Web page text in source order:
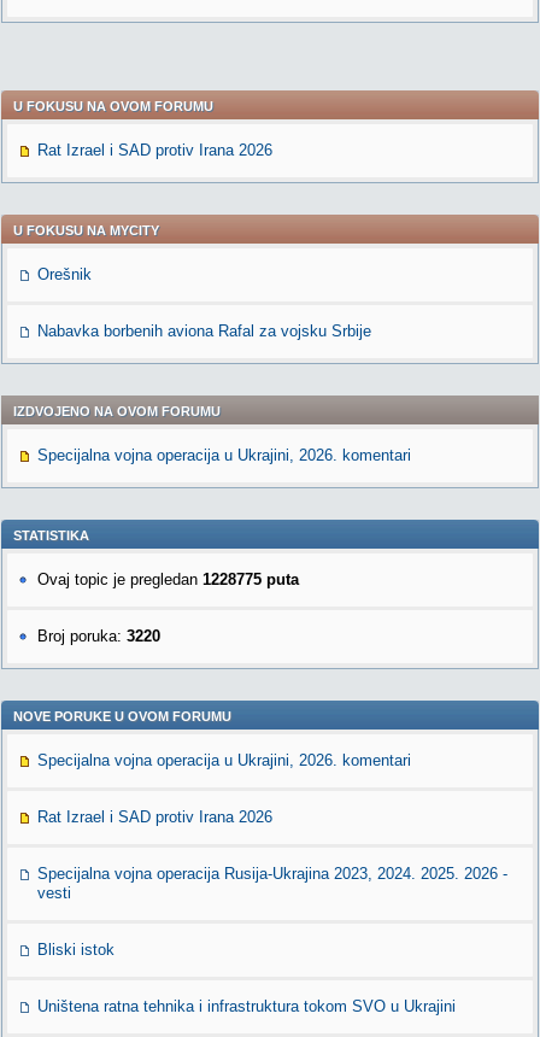
U FOKUSU NA OVOM FORUMU
Rat Izrael i SAD protiv Irana 2026
U FOKUSU NA MYCITY
Orešnik
Nabavka borbenih aviona Rafal za vojsku Srbije
IZDVOJENO NA OVOM FORUMU
Specijalna vojna operacija u Ukrajini, 2026. komentari
STATISTIKA
Ovaj topic je pregledan 1228775 puta
Broj poruka: 3220
NOVE PORUKE U OVOM FORUMU
Specijalna vojna operacija u Ukrajini, 2026. komentari
Rat Izrael i SAD protiv Irana 2026
Specijalna vojna operacija Rusija-Ukrajina 2023, 2024. 2025. 2026 -
vesti
Bliski istok
Uništena ratna tehnika i infrastruktura tokom SVO u Ukrajini